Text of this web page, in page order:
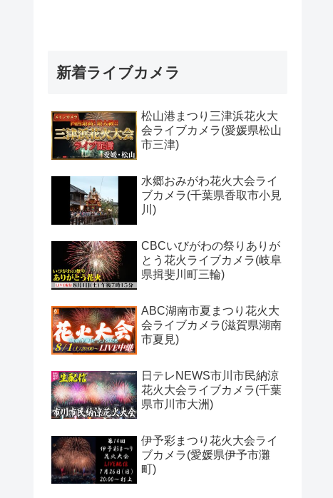
新着ライブカメラ
松山港まつり三津浜花火大
会ライブカメラ(愛媛県松山
市三津)
水郷おみがわ花火大会ライ
ブカメラ(千葉県香取市小見
川)
CBCいびがわの祭りありが
とう花火ライブカメラ(岐阜
県揖斐川町三輪)
ABC湖南市夏まつり花火大
会ライブカメラ(滋賀県湖南
市夏見)
日テレNEWS市川市民納涼
花火大会ライブカメラ(千葉
県市川市大洲)
伊予彩まつり花火大会ライ
ブカメラ(愛媛県伊予市灘
町)